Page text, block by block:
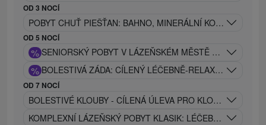
OD 3 NOCÍ
POBYT CHUŤ PIEŠŤAN: BAHNO, MINERÁLNÍ KOUPEL,
OD 5 NOCÍ
% SENIORSKÝ POBYT V LÁZEŇSKÉM MĚSTĚ PIEŠŤANY
% BOLESTIVÁ ZÁDA: CÍLENÝ LÉČEBNĚ-RELAXAČNÍ
OD 7 NOCÍ
BOLESTIVÉ KLOUBY - CÍLENÁ ÚLEVA PRO KLOUBY -
KOMPLEXNÍ LÁZEŇSKÝ POBYT KLASIK: LÉČEBNÝ